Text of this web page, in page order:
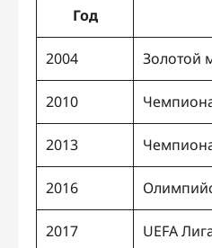
Год
2004 Золотой
2010
2013
2016
2017 UEFA